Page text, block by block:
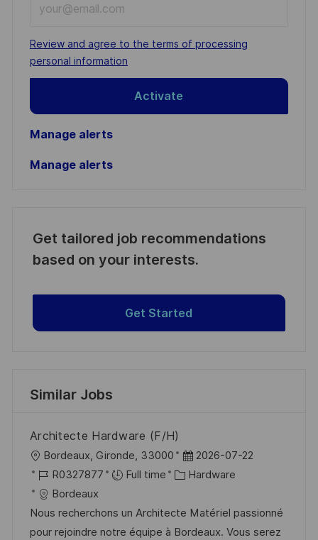
Email
address
(Required)
Required
Review and agree to the terms of processing
personal information
Activate
Manage alerts
Manage alerts
Get tailored job recommendations
based on your interests.
Get Started
Similar Jobs
Architecte Hardware (F/H)
L
o
c
a
t
Bordeaux, Gironde, 33000
P
o
t
e
2026-07-22
J
o
b
I
R0327877 Full time
C
t
e
Hardware
Bordeaux
Nous recherchons un Architecte Matériel passionné
pour rejoindre notre équipe à Bordeaux. Vous serez